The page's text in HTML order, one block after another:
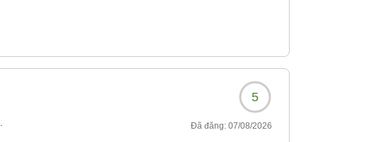
5
Đã đăng: 07/08/2026